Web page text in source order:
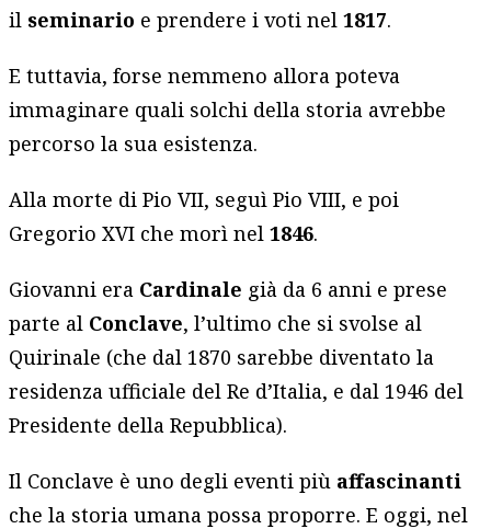
il seminario e prendere i voti nel1817.
E tuttavia, forse nemmeno allora poteva
immaginare quali solchi della storia avrebbe
percorso la sua esistenza.
Alla morte di Pio VII, seguì Pio VIII, e poi
Gregorio XVI che morì nel1846.
Giovanni era Cardinale già da 6 anni e prese
parte al Conclave, l’ultimo che si svolse al
Quirinale (che dal 1870 sarebbe diventato la
residenza ufficiale del Re d’Italia, e dal 1946 del
Presidente della Repubblica).
Il Conclave è uno degli eventi più affascinanti
che la storia umana possa proporre. E oggi, nel